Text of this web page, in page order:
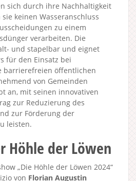
sich durch ihre Nachhaltigkeit
keinen Wasseranschluss
zu einem
verarbeiten. Die
und stapelbar und eignet
für den Einsatz bei
barrierefreien öffentlichen
von Gemeinden
an, mit seinen innovativen
zur Reduzierung des
zur Förderung der
leisten.
Höhle der Löwen
„Die Höhle der Löwen 2024“
von Florian Augustin